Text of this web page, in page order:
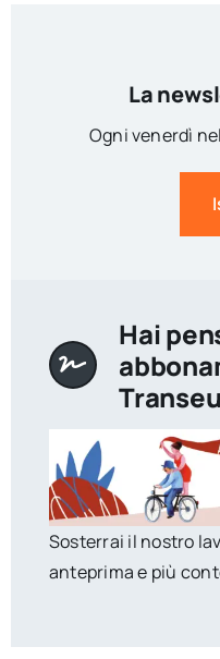
La
Ogni venerdì
Hai
Sosterrai il nostro
anteprima e più